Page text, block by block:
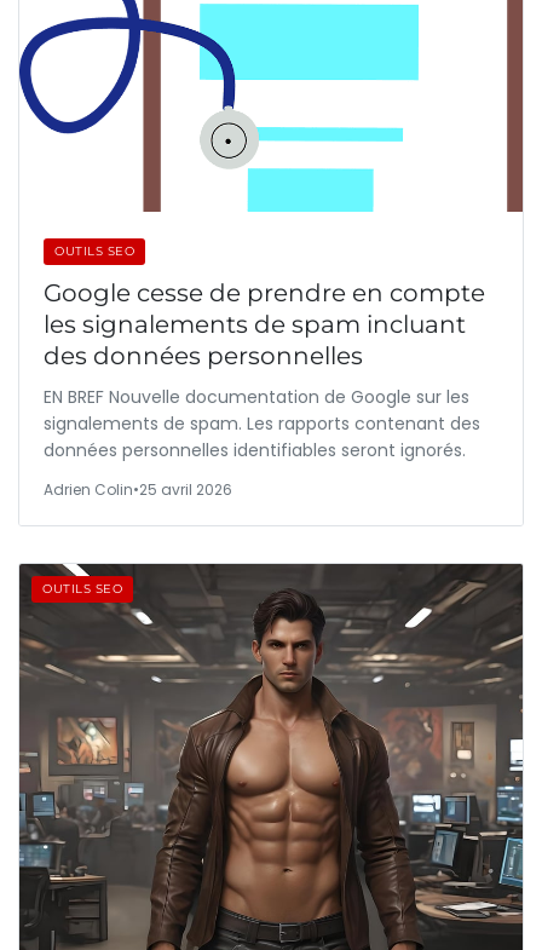
OUTILS SEO
Google cesse de prendre en compte
les signalements de spam incluant
des données personnelles
EN BREF Nouvelle documentation de Google sur les
signalements de spam. Les rapports contenant des
données personnelles identifiables seront ignorés.
Adrien Colin•25 avril 2026
OUTILS SEO